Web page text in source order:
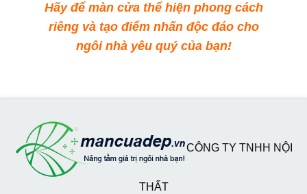
Hãy để màn cửa thể hiện phong cách
riêng và tạo điểm nhấn độc đáo cho
ngôi nhà yêu quý của bạn!
CÔNG TY TNHH NỘI
THẤT